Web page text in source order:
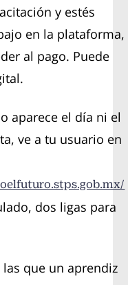
y estés
en la plataforma,
al pago. Puede
aparece el día ni el
ve a tu usuario en
dos ligas para
que un aprendiz